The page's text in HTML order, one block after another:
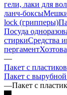
гели, лаки для
ланч-боксыМешки
lock (грипперы)
Посуда
стиркиСредства
пергамент
—
Пакет с
Пакет с
—Пакет с